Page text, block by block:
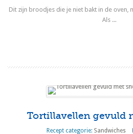
Dit zijn broodjes die je niet bakt in de oven,
Als ...
Tortillavellen gevuld
Recept categorie: Sandwiches